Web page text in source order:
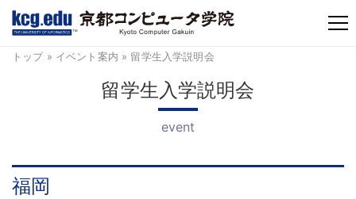
TM
トップ» イベント案内 » 留学生入学説明会
留学生入学説明会
event
福岡